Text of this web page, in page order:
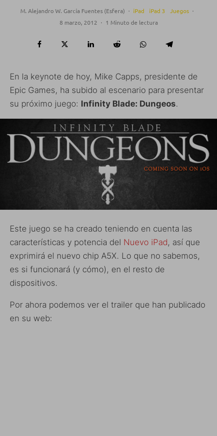
M. Alejandro W. García Fuentes (Esfera) · iPad iPad 3 Juegos ·
8 marzo, 2012 · 1 Minuto de lectura
En la keynote de hoy, Mike Capps, presidente de
Epic Games, ha subido al escenario para presentar
su próximo juego: Infinity Blade: Dungeos.
Este juego se ha creado teniendo en cuenta las
características y potencia del Nuevo iPad, así que
exprimirá el nuevo chip A5X. Lo que no sabemos,
es si funcionará (y cómo), en el resto de
dispositivos.
Por ahora podemos ver el trailer que han publicado
en su web: